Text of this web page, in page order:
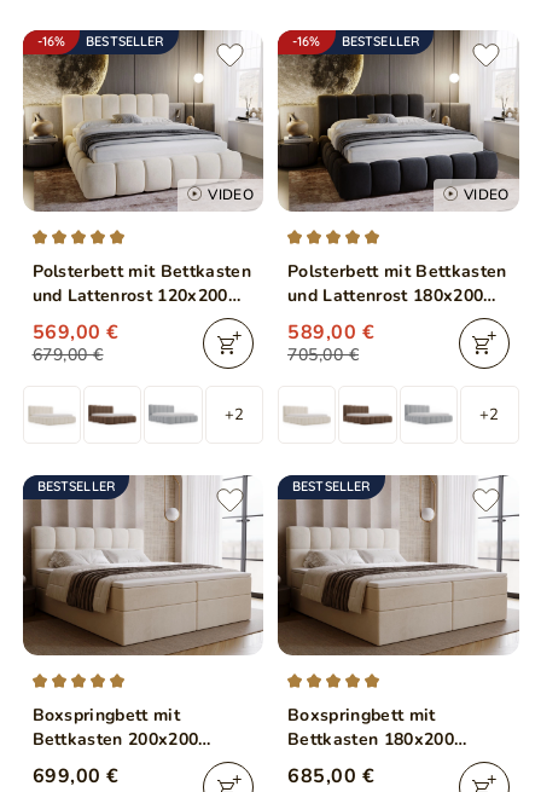
-16% BESTSELLER
VIDEO
Polsterbett mit Bettkasten
und Lattenrost 120x200
Cloud Beige
679,00 €
569,00 €
+2
-16% BESTSELLER
VIDEO
Polsterbett mit Bettkasten
und Lattenrost 180x200
Cloud Anthrazit
705,00 €
589,00 €
+2
BESTSELLER
Boxspringbett mit
Bettkasten 200x200
Maison Beige
699,00 €
BESTSELLER
Boxspringbett mit
Bettkasten 180x200
Maison Beige
685,00 €